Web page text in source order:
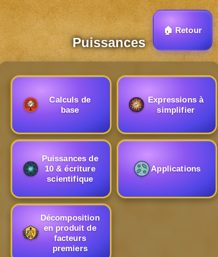
🏠 Retour
Puissances
Calculs de
base
Expressions à
simplifier
Puissances de
10 & écriture
scientifique
Applications
Décomposition
en produit de
facteurs
premiers
Panneau de gestion des cookies